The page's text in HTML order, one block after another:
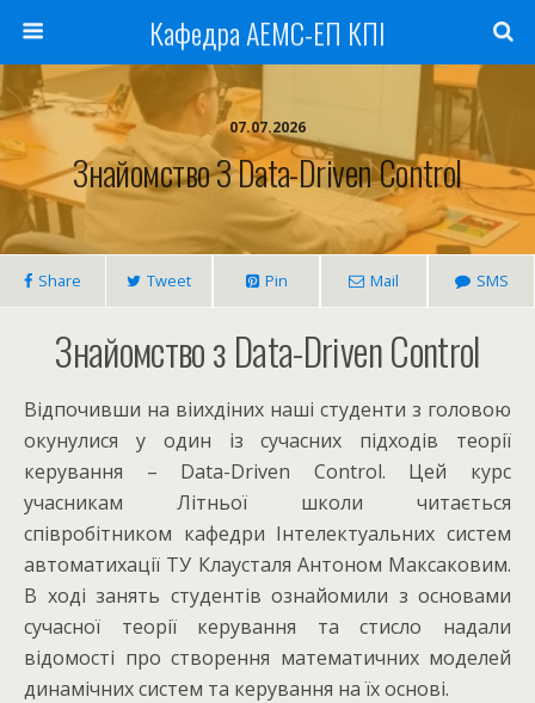
Кафедра АЕМС-ЕП КПІ
07.07.2026
Знайомство З Data-Driven Control
Share Tweet Pin Mail SMS
Знайомство з Data-Driven Control
Відпочивши на віихдіних наші студенти з головою
окунулися у один із сучасних підходів теорії
керування – Data-Driven Control. Цей курс
учасникам Літньої школи читається
співробітником кафедри Інтелектуальних систем
автоматихації ТУ Клаусталя Антоном Максаковим.
В ході занять студентів ознайомили з основами
сучасної теорії керування та стисло надали
відомості про створення математичних моделей
динамічних систем та керування на їх основі.